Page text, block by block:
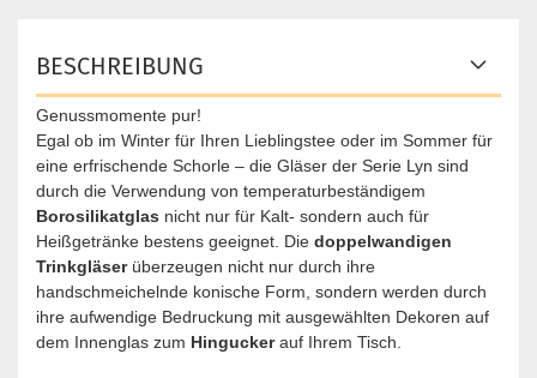
BESCHREIBUNG
Genussmomente pur!
Egal ob im Winter für Ihren Lieblingstee oder im Sommer für
eine erfrischende Schorle – die Gläser der Serie Lyn sind
durch die Verwendung von temperaturbeständigem
Borosilikatglas nicht nur für Kalt- sondern auch für
Heißgetränke bestens geeignet. Die doppelwandigen
Trinkgläserüberzeugen nicht nur durch ihre
handschmeichelnde konische Form, sondern werden durch
ihre aufwendige Bedruckung mit ausgewählten Dekoren auf
dem Innenglas zum Hinguckerauf Ihrem Tisch.